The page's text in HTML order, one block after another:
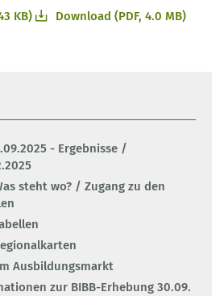
KB) Download (PDF, 4.0 MB)
- Ergebnisse /
steht wo? / Zugang zu den
Ausbildungsmarkt
zur BIBB-Erhebung 30.09.